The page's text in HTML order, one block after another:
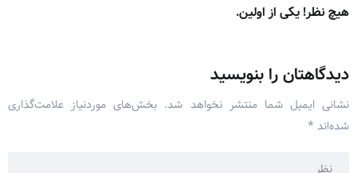
هیچ نظر! یکی از اولین.
دیدگاهتان را بنویسید
نشانی ایمیل شما منتشر نخواهد شد. بخش‌های موردنیاز علامت‌گذاری
شده‌اند *